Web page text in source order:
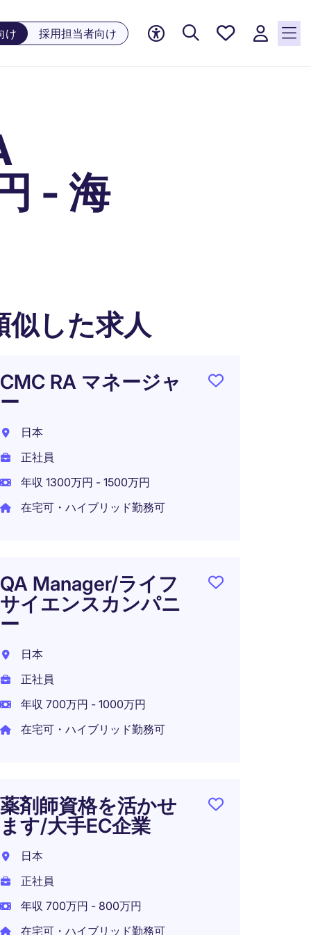
け 採用担当者向け
お気に
- 海
似した求人
CMC RA マネージャ
ー
日本
正社員
年収 1300万円 - 1500万円
在宅可・ハイブリッド勤務可
QA Manager/ライフ
サイエンスカンパニ
ー
日本
正社員
年収 700万円 - 1000万円
在宅可・ハイブリッド勤務可
薬剤師資格を活かせ
ます/大手EC企業
日本
正社員
年収 700万円 - 800万円
在宅可・ハイブリッド勤務可